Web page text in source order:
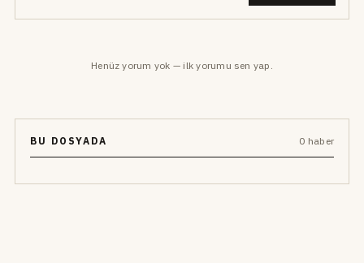
Henüz yorum yok — ilk yorumu sen yap.
BU DOSYADA 0 haber